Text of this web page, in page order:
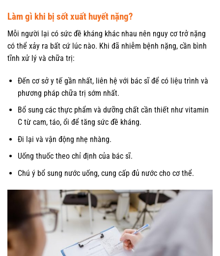
Làm gì khi bị sốt xuất huyết nặng?
Mỗi người lại có sức đề kháng khác nhau nên nguy cơ trở nặng
có thể xảy ra bất cứ lúc nào. Khi đã nhiễm bệnh nặng, cần bình
tĩnh xử lý và chữa trị:
Đến cơ sở y tế gần nhất, liên hệ với bác sĩ để có liệu trình và
phương pháp chữa trị sớm nhất.
Bổ sung các thực phẩm và dưỡng chất cần thiết như vitamin
C từ cam, táo, ổi để tăng sức đề kháng.
Đi lại và vận động nhẹ nhàng.
Uống thuốc theo chỉ định của bác sĩ.
Chú ý bổ sung nước uống, cung cấp đủ nước cho cơ thể.